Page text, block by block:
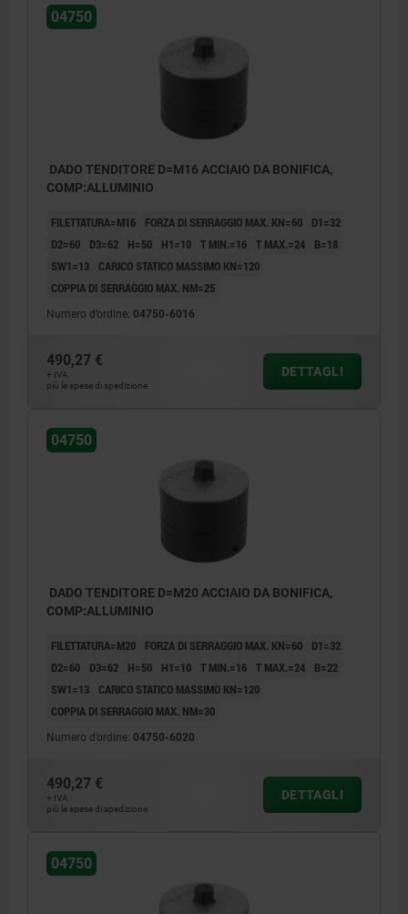
1) Meccanismo di bloccaggio
2) Viti per cave a T fino a M24, min. classe
04750
DADO TENDITORE D=M16 ACCIAIO DA BONIFICA,
COMP:ALLUMINIO
FILETTATURA=M16 FORZA DI SERRAGGIO MAX. KN=60
D1=32
D2=60
D3=62 H=50 H1=10 T MIN.=16 T MAX.=24
B=18
SW1=13
CARICO STATICO MASSIMO KN=120
COPPIA DI SERRAGGIO MAX. NM=25
Numero d’ordine: 04750-6016
490,27 €
+ IVA
più le spese di spedizione
DETTAGLI
04750
DADO TENDITORE D=M20 ACCIAIO DA BONIFICA,
COMP:ALLUMINIO
FILETTATURA=M20 FORZA DI SERRAGGIO MAX. KN=60
D1=32
D2=60
D3=62 H=50 H1=10 T MIN.=16 T MAX.=24
B=22
SW1=13
CARICO STATICO MASSIMO KN=120
COPPIA DI SERRAGGIO MAX. NM=30
Numero d’ordine: 04750-6020
490,27 €
+ IVA
più le spese di spedizione
DETTAGLI
04750